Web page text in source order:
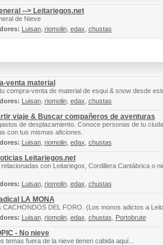
--> Leitariegos.net
de Nieve
Luisan, riomolin, edax chustas
venta material
compra-venta de material de esqui & snow desde
Luisan, riomolin, edax chustas
viaje & Buscar compañeros de aventuras
de desplazamiento. Conoce personas de tu
con tus mismas aficiones.
Luisan, riomolin, edax chustas
Leitariegos.net
relacionadas con Leitariegos, Cordillera Cantábrica o
Luisan, riomolin, edax chustas
LA MONA
CACHONDOS DEL FORO. (Los monos adictos a
Luisan, riomolin, edax chustas Portobrute
- No nieve
temas fuera de la nieve tienen cabida aquí...